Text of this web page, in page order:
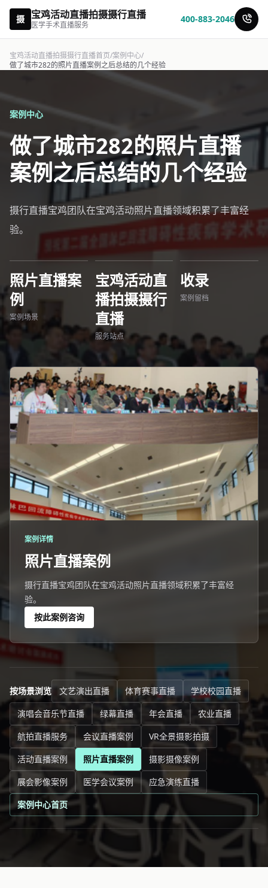
摄 宝鸡活动直播拍摄摄行直播
医学手术直播服务
400-883-2046
宝鸡活动直播拍摄摄行直播首页/案例中心/
做了城市282的照片直播案例之后总结的几个经验
案例中心
做了城市282的照片直播
案例之后总结的几个经验
摄行直播宝鸡团队在宝鸡活动照片直播领域积累了丰富经
验。
照片直播案
例
案例场景
宝鸡活动直
播拍摄摄行
直播
服务站点
收录
案例留档
案例详情
照片直播案例
摄行直播宝鸡团队在宝鸡活动照片直播领域积累了丰富经
验。
按此案例咨询
按场景浏览 文艺演出直播 体育赛事直播
学校校园直播
演唱会音乐节直播
绿幕直播 年会直播
农业直播
航拍直播服务
会议直播案例
VR全景摄影拍摄
活动直播案例
照片直播案例
摄影摄像案例
展会影像案例
医学会议案例
应急演练直播
案例中心首页